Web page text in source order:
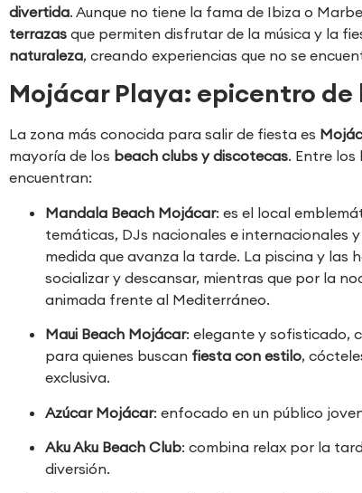
divertida. Aunque no tiene la fama de Ibiza o
terrazas que permiten disfrutar de la música y la
naturaleza, creando experiencias que no se
Mojácar Playa: epicentro de
La zona más conocida para salir de fiesta es
mayoría de los beach clubs y discotecas. Entre
encuentran:
Mandala Beach Mojácar: es el local
temáticas, DJs nacionales e internacionales
medida que avanza la tarde. La piscina y las
socializar y descansar, mientras que por la
animada frente al Mediterráneo.
Maui Beach Mojácar: elegante y sofisticado,
para quienes buscan fiesta con estilo,
exclusiva.
Azúcar Mojácar: enfocado en un público
Aku Aku Beach Club: combina relax por la
diversión.